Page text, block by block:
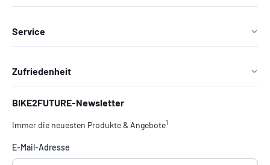
Service
Zufriedenheit
BIKE2FUTURE-Newsletter
Immer die neuesten Produkte & Angebote1
E-Mail-Adresse